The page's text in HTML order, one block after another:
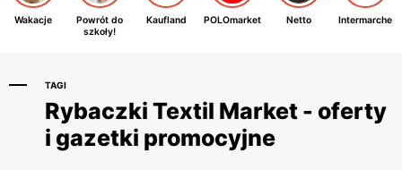
Wakacje
Powrót do
szkoły!
Kaufland POLOmarket Netto Intermarche
TAGI
Rybaczki Textil Market - oferty
i gazetki promocyjne